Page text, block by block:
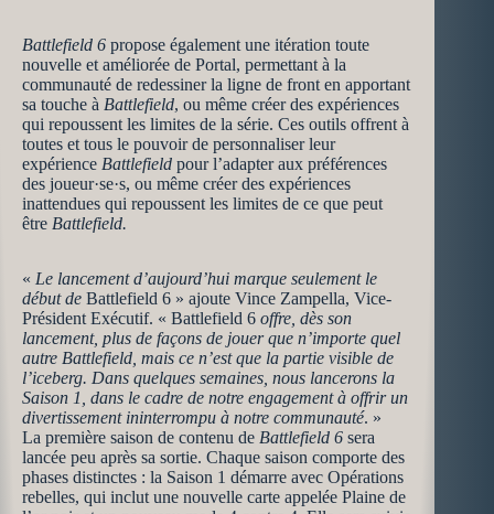
Battlefield 6 propose également une itération toute
nouvelle et améliorée de Portal, permettant à la
communauté de redessiner la ligne de front en apportant
sa touche à Battlefield, ou même créer des expériences
qui repoussent les limites de la série. Ces outils offrent à
toutes et tous le pouvoir de personnaliser leur
expérience Battlefield pour l’adapter aux préférences
des joueur·se·s, ou même créer des expériences
inattendues qui repoussent les limites de ce que peut
être Battlefield.
« Le lancement d’aujourd’hui marque seulement le
début de Battlefield 6 » ajoute Vince Zampella, Vice-
Président Exécutif. « Battlefield 6 offre, dès son
lancement, plus de façons de jouer que n’importe quel
autre Battlefield, mais ce n’est que la partie visible de
l’iceberg. Dans quelques semaines, nous lancerons la
Saison 1, dans le cadre de notre engagement à offrir un
divertissement ininterrompu à notre communauté. »
La première saison de contenu de Battlefield 6 sera
lancée peu après sa sortie. Chaque saison comporte des
phases distinctes : la Saison 1 démarre avec Opérations
rebelles, qui inclut une nouvelle carte appelée Plaine de